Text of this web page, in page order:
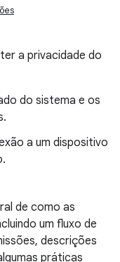
a privacidade do
do sistema e os
a um dispositivo
de como as
um fluxo de
descrições
práticas